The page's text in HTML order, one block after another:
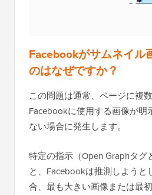
Facebookがサムネイル
のはなぜですか？
この問題は通常、ページに複
Facebookに使用する画像が明
ない場合に発生します。
特定の指示（Open Graphタグ
と、Facebookは推測しようと
合、最も大きい画像または最